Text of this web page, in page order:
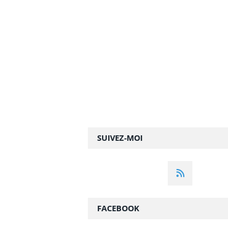
SUIVEZ-MOI
FACEBOOK